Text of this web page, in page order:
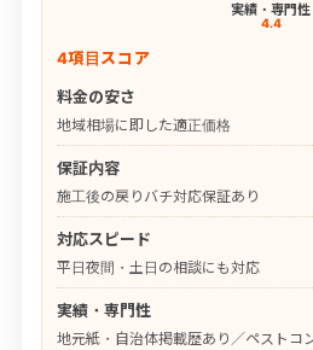
実績・専門性
4.4
4項目スコア
料金の安さ
地域相場に即した適正価格
保証内容
施工後の戻りバチ対応保証あり
対応スピード
平日夜間・土日の相談にも対応
実績・専門性
地元紙・自治体掲載歴あり／ペストコ